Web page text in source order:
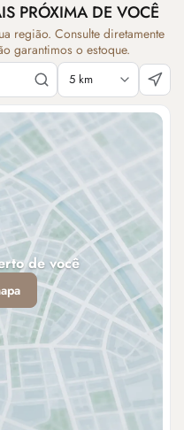
PRÓXIMA DE VOCÊ
região. Consulte diretamente
garantimos o estoque.
de você